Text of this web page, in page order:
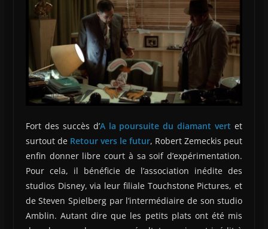
Fort des succès d’A la poursuite du diamant vert et
surtout de Retour vers le futur, Robert Zemeckis peut
enfin donner libre court à sa soif d’expérimentation.
Pour cela, il bénéficie de l’association inédite des
studios Disney, via leur filiale Touchstone Pictures, et
de Steven Spielberg par l’intermédiaire de son studio
Amblin. Autant dire que les petits plats ont été mis